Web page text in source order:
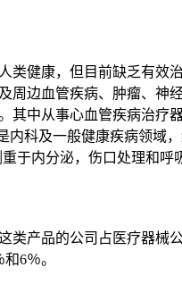
类健康，但目前缺乏有效
周边血管疾病、肿瘤、神
其中从事心血管疾病治疗
内科及一般健康疾病领域
于内分泌，伤口处理和呼
类产品的公司占医疗器械
6％。